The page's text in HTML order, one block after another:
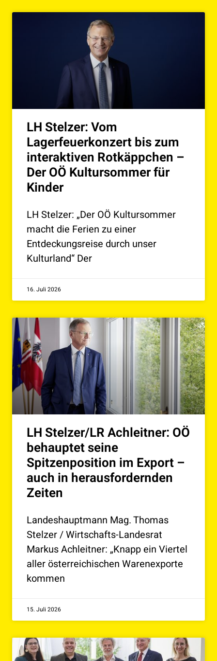
LH Stelzer: Vom
Lagerfeuerkonzert bis zum
interaktiven Rotkäppchen –
Der OÖ Kultursommer für
Kinder
LH Stelzer: „Der OÖ Kultursommer
macht die Ferien zu einer
Entdeckungsreise durch unser
Kulturland“ Der
16. Juli 2026
LH Stelzer/LR Achleitner: OÖ
behauptet seine
Spitzenposition im Export –
auch in herausfordernden
Zeiten
Landeshauptmann Mag. Thomas
Stelzer / Wirtschafts-Landesrat
Markus Achleitner: „Knapp ein Viertel
aller österreichischen Warenexporte
kommen
15. Juli 2026